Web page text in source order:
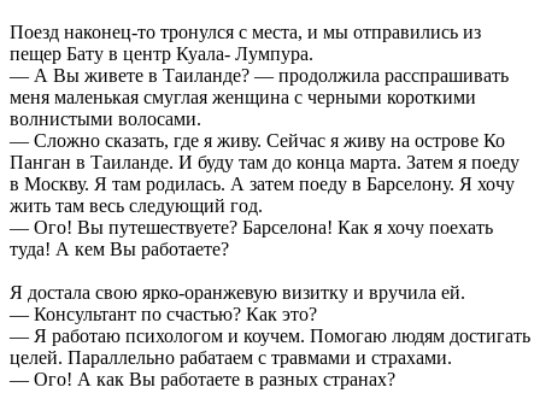
Поезд наконец-то тронулся с места, и мы отправились из
пещер Бату в центр Куала- Лумпура.
— А Вы живете в Таиланде? — продолжила расспрашивать
меня маленькая смуглая женщина с черными короткими
волнистыми волосами.
— Сложно сказать, где я живу. Сейчас я живу на острове Ко
Панган в Таиланде. И буду там до конца марта. Затем я поеду
в Москву. Я там родилась. А затем поеду в Барселону. Я хочу
жить там весь следующий год.
— Ого! Вы путешествуете? Барселона! Как я хочу поехать
туда! А кем Вы работаете?
Я достала свою ярко-оранжевую визитку и вручила ей.
— Консультант по счастью? Как это?
— Я работаю психологом и коучем. Помогаю людям достигать
целей. Параллельно рабатаем с травмами и страхами.
— Ого! А как Вы работаете в разных странах?